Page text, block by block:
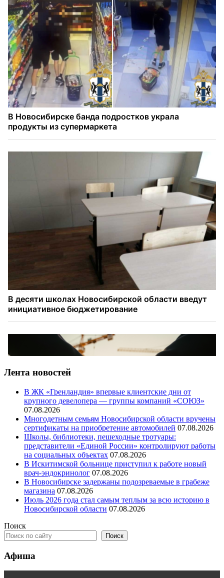
Лента новостей
В ЖК «Гренландия» впервые клиентские дни от
крупного девелопера — группы компаний «СОЮЗ»
07.08.2026
Многодетным семьям Новосибирской области вручены
сертификаты на приобретение автомобилей 07.08.2026
Школы, библиотеки, пешеходные тротуары:
представители «Единой России» контролируют работы
на социальных объектах 07.08.2026
В Искитимской больнице приступил к работе новый
врач-эндокринолог 07.08.2026
В Новосибирске задержаны подозреваемые в грабеже
магазина 07.08.2026
Июль 2026 года стал самым теплым за всю историю в
Новосибирской области 07.08.2026
Поиск
Поиск
Афиша